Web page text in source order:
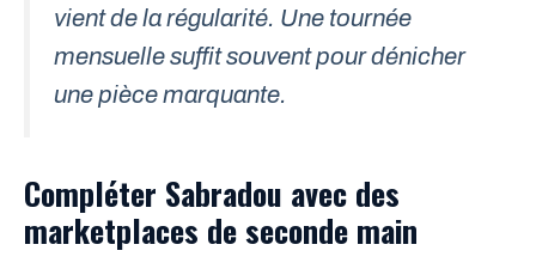
vient de la régularité. Une tournée
mensuelle suffit souvent pour dénicher
une pièce marquante.
Compléter Sabradou avec des
marketplaces de seconde main